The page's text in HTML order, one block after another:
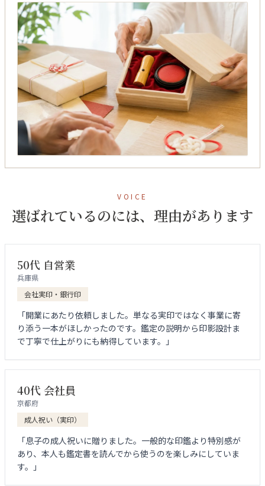
VOICE
選ばれているのには、理由があります
50代 自営業
兵庫県
会社実印・銀行印
「開業にあたり依頼しました。単なる実印ではなく事業に寄
り添う一本がほしかったのです。鑑定の説明から印影設計ま
で丁寧で仕上がりにも納得しています。」
40代 会社員
京都府
成人祝い（実印）
「息子の成人祝いに贈りました。一般的な印鑑より特別感が
あり、本人も鑑定書を読んでから使うのを楽しみにしていま
す。」